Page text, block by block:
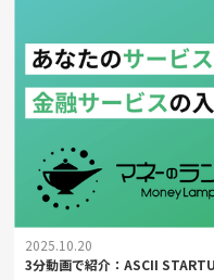
2025.10.20
3分動画で紹介：ASCII